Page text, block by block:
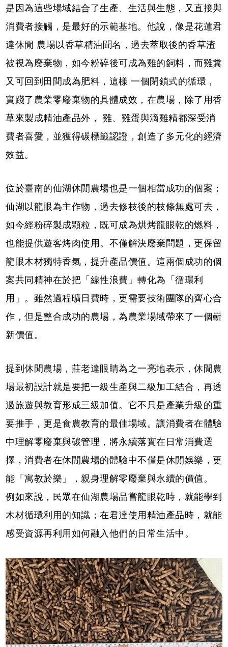
是因為這些場域結合了生產、生活與生態，又直接與
消費者接觸，是最好的示範基地。他說，像是花蓮君
達休閒 農場以香草精油聞名，過去萃取後的香草渣
被視為廢棄物，如今粉碎後可成為雞的飼料，而雞糞
又可回到田間成為肥料，這樣 一個閉鎖式的循環，
實踐了農業零廢棄物的具體成效，在農場，除了用香
草來製成精油產品外， 雞、雞蛋與滴雞精都深受消
費者喜愛，並獲得碳標籤認證，創造了多元化的經濟
效益。
位於臺南的仙湖休閒農場也是一個相當成功的個案；
仙湖以龍眼為主作物，過去修枝後的枝條無處可去，
如今經粉碎製成顆粒，既可成為烘烤龍眼乾的燃料，
也能提供遊客烤肉使用。不僅解決廢棄問題，更保留
龍眼木材獨特香氣，提升產品價值。這兩個成功的個
案共同精神在於把「線性浪費」轉化為「循環利
用」。雖然過程曠日費時，更需要技術團隊的齊心合
作，但是整合成功的農場，為農業場域帶來了一個嶄
新價值。
提到休閒農場，莊老達眼睛為之一亮地表示，休閒農
場最初設計就是要把一級生產與二級加工結合，再透
過旅遊與教育形成三級加值。它不只是產業升級的重
要推手，更是食農教育的最佳場域。讓消費者在體驗
中理解零廢棄與碳管理，將永續落實在日常消費選
擇，消費者在休閒農場的體驗中不僅是休閒娛樂，更
能「寓教於樂」，親身理解零廢棄與永續的價值。
例如來說，民眾在仙湖農場品嘗龍眼乾時，就能學到
木材循環利用的知識；在君達使用精油產品時，就能
感受資源再利用如何融入他們的日常生活中。